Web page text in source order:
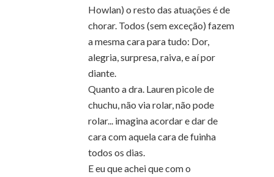
Howlan) o resto das atuações é de
chorar. Todos (sem exceção) fazem
a mesma cara para tudo: Dor,
alegria, surpresa, raiva, e aí por
diante.
Quanto a dra. Lauren picole de
chuchu, não via rolar, não pode
rolar... imagina acordar e dar de
cara com aquela cara de fuinha
todos os dias.
E eu que achei que com o